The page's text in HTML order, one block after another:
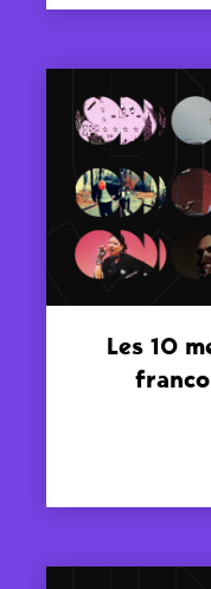
Les 10